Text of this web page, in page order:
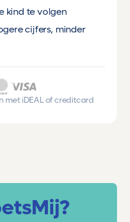
kind te volgen
cijfers, minder
met iDEAL of creditcard